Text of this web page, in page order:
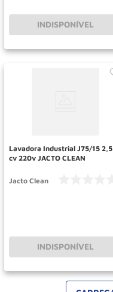
INDISPONÍVEL
Lavadora Industrial J75/15 2,5
cv 220v JACTO CLEAN
Jacto Clean
INDISPONÍVEL